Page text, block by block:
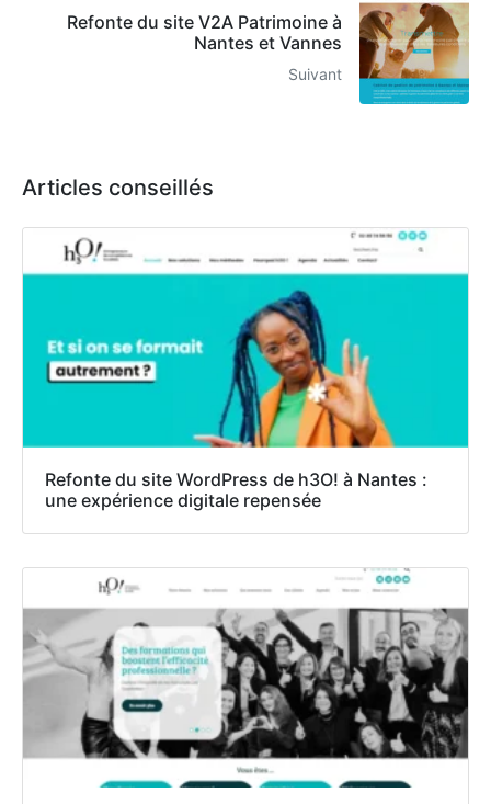
Refonte du site V2A Patrimoine à
Nantes et Vannes
Suivant
Articles conseillés
Refonte du site WordPress de h3O! à Nantes :
une expérience digitale repensée